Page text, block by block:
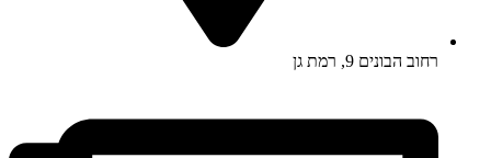
רחוב הבונים 9, רמת גן